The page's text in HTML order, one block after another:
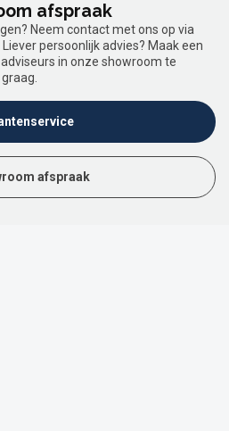
afspraak
Neem contact met ons op via
persoonlijk advies? Maak een
in onze showroom te
afspraak